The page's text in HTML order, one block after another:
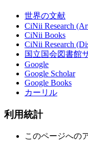
世界の文献
CiNii Research
CiNii Books
CiNii Research
国立国会図書館
Google
Google Scholar
Google Books
カーリル
利用統計
このページへの